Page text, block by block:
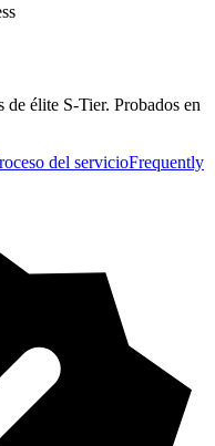
élite S-Tier. Probados en
del servicioFrequently